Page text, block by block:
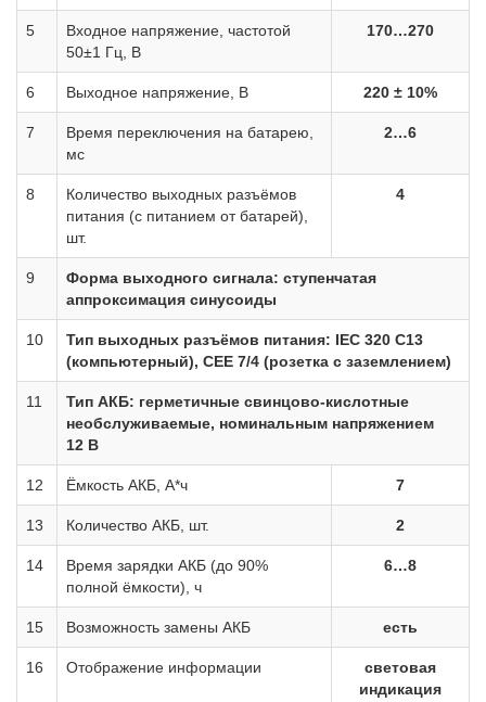
5
Входное напряжение, частотой
50±1 Гц, В
170…270
6 Выходное напряжение, В 220 ± 10%
7
Время переключения на батарею,
мс
2…6
8
Количество выходных разъёмов
питания (с питанием от батарей),
шт.
4
9
Форма выходного сигнала: ступенчатая
аппроксимация синусоиды
10
Тип выходных разъёмов питания: IEC 320 C13
(компьютерный), CEE 7/4 (розетка с заземлением)
11
Тип АКБ: герметичные свинцово-кислотные
необслуживаемые, номинальным напряжением
12 В
12 Ёмкость АКБ, А*ч 7
13 Количество АКБ, шт. 2
14
Время зарядки АКБ (до 90%
полной ёмкости), ч
6…8
15 Возможность замены АКБ есть
16 Отображение информации
световая
индикация